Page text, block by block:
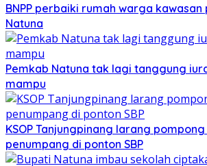
BNPP perbaiki rumah warga
Natuna
Pemkab Natuna tak lagi tanggung
mampu
KSOP Tanjungpinang larang
penumpang di ponton SBP